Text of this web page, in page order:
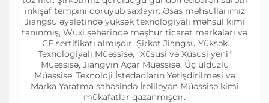
inkişaf tempini qoruyub saxlayır. Əsas məhsullarımız
Jiangsu əyalətində yüksək texnologiyalı məhsul kimi
tanınmış, Wuxi şəhərində məşhur ticarət markaları və
CE sertifikatı almışdır. Şirkət Jiangsu Yüksək
Texnologiyalı Müəssisə, "Xüsusi və Xüsusi yeni"
Müəssisə, Jiangyin Açar Müəssisə, Üç ulduzlu
Müəssisə, Texnoloji İstedadların Yetişdirilməsi və
Marka Yaratma sahəsində İrəliləyən Müəssisə kimi
mükafatlar qazanmışdır.